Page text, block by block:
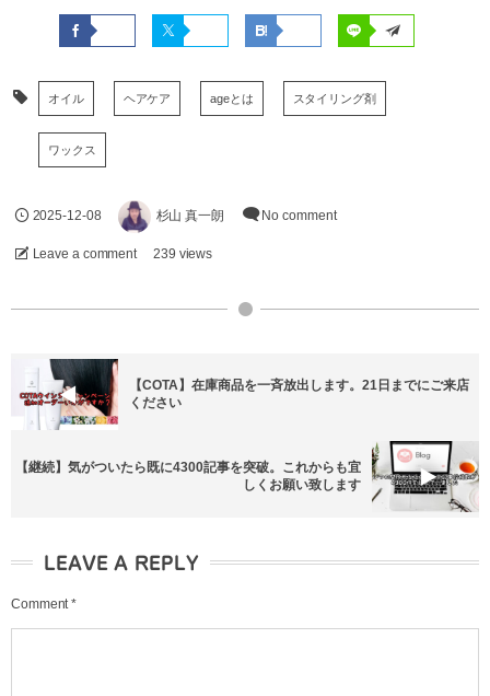
オイル ヘアケア ageとは スタイリング剤
ワックス
2025-12-08 杉山 真一朗 No comment
Leave a comment 239 views
【COTA】在庫商品を一斉放出します。21日までにご来店
ください
【継続】気がついたら既に4300記事を突破。これからも宜
しくお願い致します
LEAVE A REPLY
Comment *